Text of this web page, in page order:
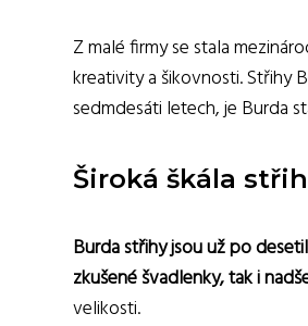
Z malé firmy se stala
kreativity a šikovnosti. Střihy
sedmdesáti letech, je Burda
Široká škála
Burda střihy jsou už po
zkušené švadlenky, tak i
velikosti.